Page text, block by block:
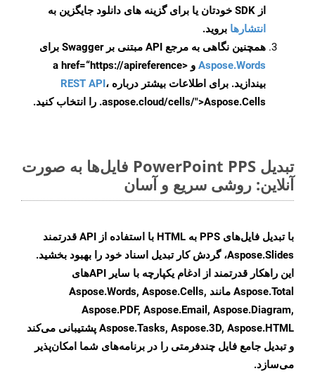
از SDK خودتان یا برای گزینه های دانلود جایگزین به
انتشارها بروید.
همچنین نگاهی به مرجع API مبتنی بر Swagger برای
Aspose.Words
و <a href=“https://apireference
بیندازید. برای اطلاعات بیشتر درباره REST API،
.aspose.cloud/cells/">Aspose.Cells را انتخاب کنید.
تبدیل PowerPoint PPS فایل‌ها به صورت
آنلاین: روشی سریع و آسان
با تبدیل فایل‌های PPS به HTML با استفاده از API قدرتمند
Aspose.Slides، گردش کار تبدیل اسناد خود را بهبود بخشید.
این راهکار قدرتمند از ادغام یکپارچه با سایر APIهای
Aspose.Total مانند Aspose.Words, Aspose.Cells,
Aspose.PDF, Aspose.Email, Aspose.Diagram,
Aspose.Tasks, Aspose.3D, Aspose.HTML پشتیبانی می‌کند
و تبدیل جامع فایل چندفرمتی را در برنامه‌های شما امکان‌پذیر
می‌سازد.